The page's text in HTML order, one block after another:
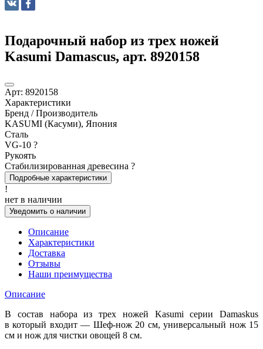
Подарочный набор из трех ножей
Kasumi Damascus, арт. 8920158
Арт: 8920158
Характеристики
Бренд / Производитель
KASUMI (Касуми), Япония
Сталь
VG-10 ?
Рукоять
Стабилизированная древесина ?
Подробные характеристики
!
нет в наличии
Уведомить о наличии
Описание
Характеристики
Доставка
Отзывы
Наши преимущества
Описание
В состав набора из трех ножей Kasumi серии Damaskus
в который входит — Шеф-нож 20 см, универсальный нож 15
см и нож для чистки овощей 8 см.